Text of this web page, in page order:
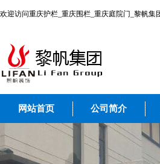
欢迎访问重庆护栏_重庆围栏_重庆庭院门_黎帆集
网站首页 公司简介